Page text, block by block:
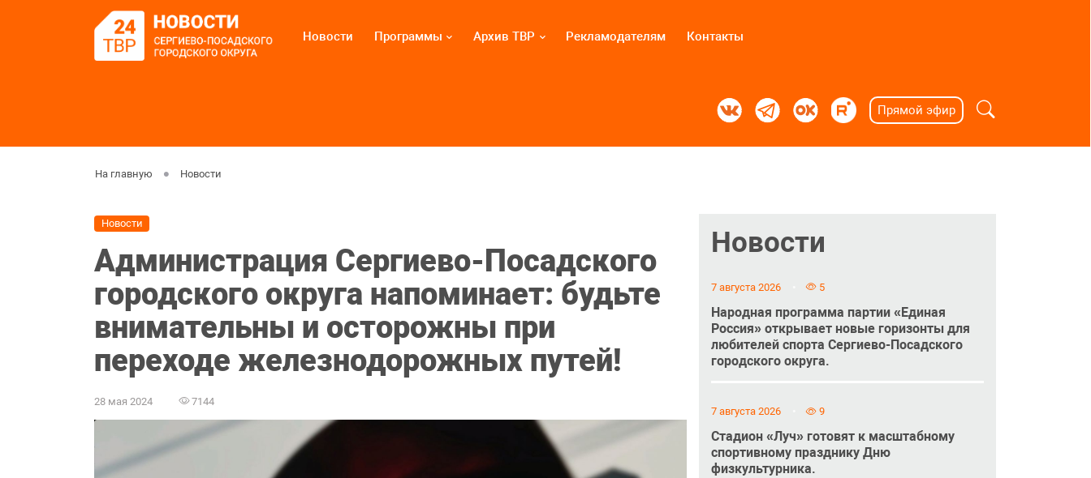
Новости Программы Архив ТВР Рекламодателям Контакты
Прямой эфир
На главную Новости
Новости
Администрация Сергиево-Посадского
городского округа напоминает: будьте
внимательны и осторожны при
переходе железнодорожных путей!
28 мая 2024 7144
Новости
7 августа 2026 5
Народная программа партии «Единая
Россия» открывает новые горизонты для
любителей спорта Сергиево-Посадского
городского округа.
7 августа 2026 9
Стадион «Луч» готовят к масштабному
спортивному празднику Дню
физкультурника.